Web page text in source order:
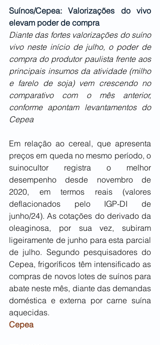
Suínos/Cepea: Valorizações do vivo
elevam poder de compra
Diante das fortes valorizações do suíno
vivo neste início de julho, o poder de
compra do produtor paulista frente aos
principais insumos da atividade (milho
e farelo de soja) vem crescendo no
comparativo com o mês anterior,
conforme apontam levantamentos do
Cepea
Em relação ao cereal, que apresenta
preços em queda no mesmo período, o
suinocultor registra o melhor
desempenho desde novembro de
2020, em termos reais (valores
deflacionados pelo IGP-DI de
junho/24). As cotações do derivado da
oleaginosa, por sua vez, subiram
ligeiramente de junho para esta parcial
de julho. Segundo pesquisadores do
Cepea, frigoríficos têm intensificado as
compras de novos lotes de suínos para
abate neste mês, diante das demandas
doméstica e externa por carne suína
aquecidas.
Cepea